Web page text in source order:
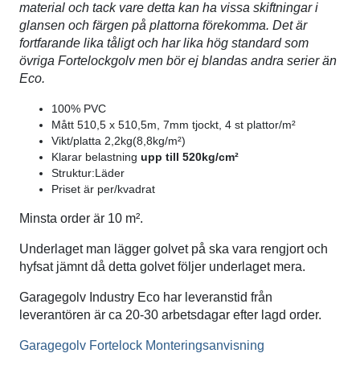
material och tack vare detta kan ha vissa skiftningar i
glansen och färgen på plattorna förekomma. Det är
fortfarande lika tåligt och har lika hög standard som
övriga Fortelockgolv men bör ej blandas andra serier än
Eco.
100% PVC
Mått 510,5 x 510,5m, 7mm tjockt, 4 st plattor/m²
Vikt/platta 2,2kg(8,8kg/m²)
Klarar belastning upp till 520kg/cm²
Struktur:Läder
Priset är per/kvadrat
Minsta order är 10 m².
Underlaget man lägger golvet på ska vara rengjort och
hyfsat jämnt då detta golvet följer underlaget mera.
Garagegolv Industry Eco har leveranstid från
leverantören är ca 20-30 arbetsdagar efter lagd order.
Garagegolv Fortelock Monteringsanvisning